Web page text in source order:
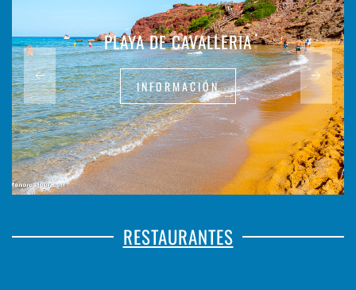
PLAYA DE CAVALLERIA
INFORMACIÓN
RESTAURANTES